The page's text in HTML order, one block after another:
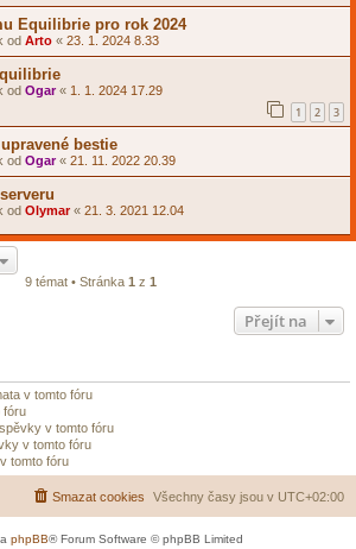
Equilibrie pro rok 2024
od Arto « 23. 1. 2024 8.33
od Ogar« 1. 1. 2024 17.29
1 2 3
bestie
od Ogar« 21. 11. 2022 20.39
od Olymar« 21. 3. 2021 12.04
9 témat • Stránka 1 z 1
Přejít na
v tomto fóru
fóru
v tomto fóru
v tomto fóru
tomto fóru
Všechny časy jsou v UTC+02:00
Smazat cookies
phpBB® Forum Software © phpBB Limited